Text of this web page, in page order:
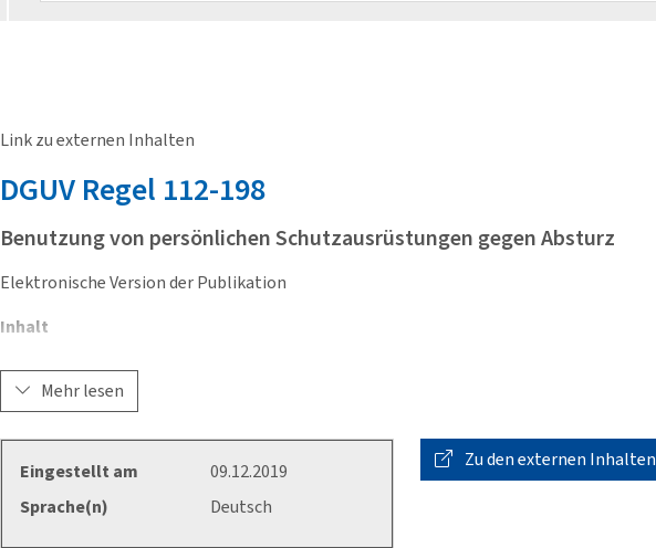
Link zu externen Inhalten
DGUV Regel 112-198
Benutzung von persönlichen Schutzausrüstungen gegen Absturz
Elektronische Version der Publikation
Inhalt
Vorbemerkung
1 Anwendungsbereich
3.1 Allgemeines
3.2 EU-Konformitätserklärung und CE-Kennzeichnung
Mehr lesen
Eingestellt am
09.12.2019
Sprache(n)
Deutsch
Zu den externen Inhalten